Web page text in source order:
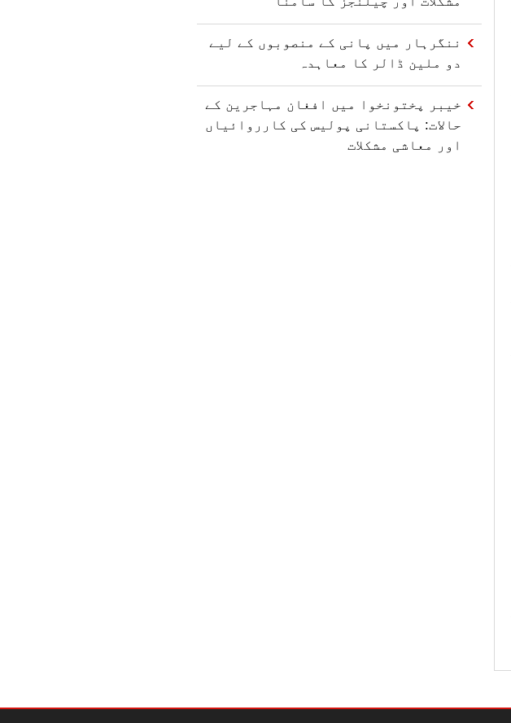
ننگرہار میں پانی کے منصوبوں کے لیے
دو ملین ڈالر کا معاہدہ
خیبر پختونخوا میں افغان مہاجرین کے
حالات: پاکستانی پولیس کی کارروائیاں
اور معاشی مشکلات